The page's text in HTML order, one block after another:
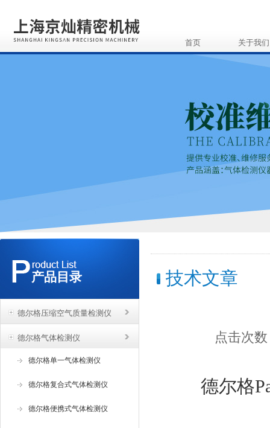
首页 关于我们
产品目录
德尔格压缩空气质量检测仪
德尔格气体检测仪
德尔格单一气体检测仪
德尔格复合式气体检测仪
德尔格便携式气体检测仪
技术文章
点击次
德尔格